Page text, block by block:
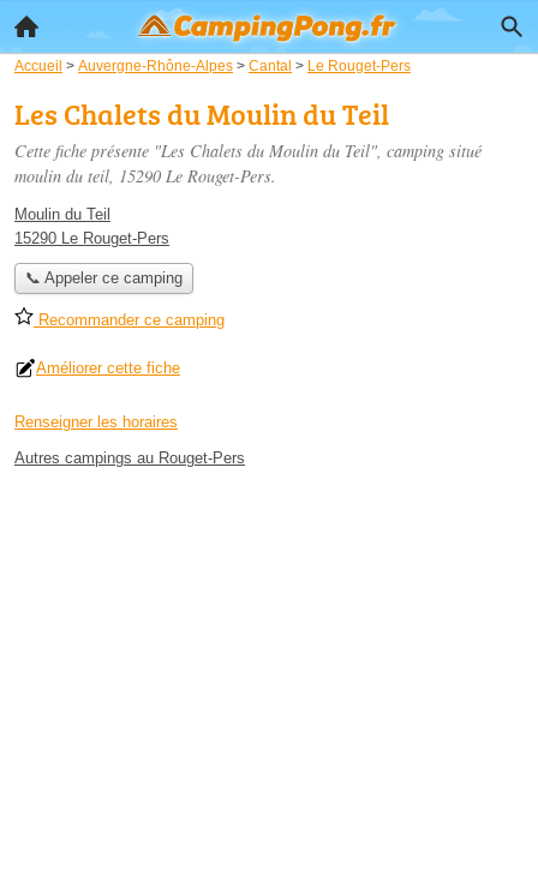
Accueil > Auvergne-Rhône-Alpes > Cantal > Le Rouget-Pers
Les Chalets du Moulin du Teil
Cette fiche présente "Les Chalets du Moulin du Teil", camping situé
moulin du teil, 15290 Le Rouget-Pers.
Moulin du Teil
15290 Le Rouget-Pers
📞 Appeler ce camping
Recommander ce camping
Améliorer cette fiche
Renseigner les horaires
Autres campings au Rouget-Pers